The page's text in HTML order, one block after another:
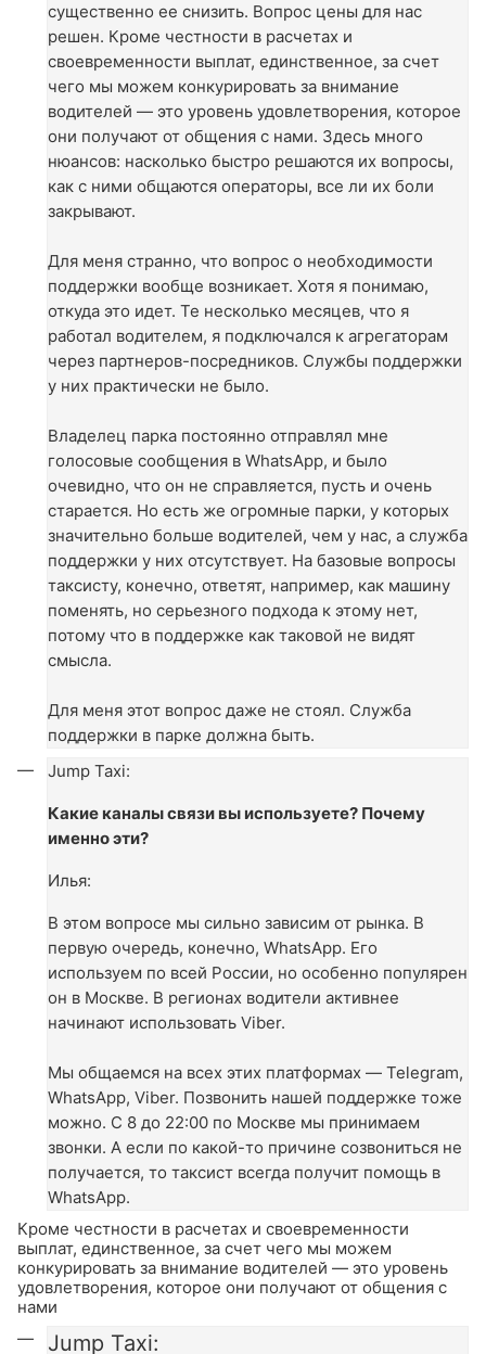
существенно ее снизить. Вопрос цены для нас
решен. Кроме честности в расчетах и
своевременности выплат, единственное, за счет
чего мы можем конкурировать за внимание
водителей — это уровень удовлетворения, которое
они получают от общения с нами. Здесь много
нюансов: насколько быстро решаются их вопросы,
как с ними общаются операторы, все ли их боли
закрывают.
Для меня странно, что вопрос о необходимости
поддержки вообще возникает. Хотя я понимаю,
откуда это идет. Те несколько месяцев, что я
работал водителем, я подключался к агрегаторам
через партнеров-посредников. Службы поддержки
у них практически не было.
Владелец парка постоянно отправлял мне
голосовые сообщения в WhatsApp, и было
очевидно, что он не справляется, пусть и очень
старается. Но есть же огромные парки, у которых
значительно больше водителей, чем у нас, а служба
поддержки у них отсутствует. На базовые вопросы
таксисту, конечно, ответят, например, как машину
поменять, но серьезного подхода к этому нет,
потому что в поддержке как таковой не видят
смысла.
Для меня этот вопрос даже не стоял. Служба
поддержки в парке должна быть.
Jump Taxi:
Какие каналы связи вы используете? Почему
именно эти?
Илья:
В этом вопросе мы сильно зависим от рынка. В
первую очередь, конечно, WhatsApp. Его
используем по всей России, но особенно популярен
он в Москве. В регионах водители активнее
начинают использовать Viber.
Мы общаемся на всех этих платформах — Telegram,
WhatsApp, Viber. Позвонить нашей поддержке тоже
можно. С 8 до 22:00 по Москве мы принимаем
звонки. А если по какой-то причине созвониться не
получается, то таксист всегда получит помощь в
WhatsApp.
Кроме честности в расчетах и своевременности
выплат, единственное, за счет чего мы можем
конкурировать за внимание водителей — это уровень
удовлетворения, которое они получают от общения с
нами
Jump Taxi: